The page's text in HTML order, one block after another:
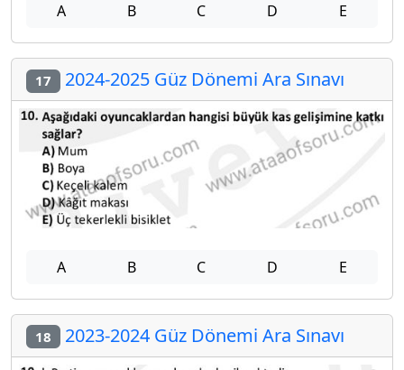
A B C D E
17 2024-2025 Güz Dönemi Ara Sınavı
A B C D E
18 2023-2024 Güz Dönemi Ara Sınavı